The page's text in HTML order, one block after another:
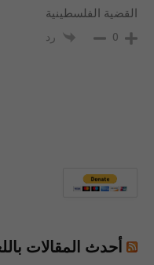
القضية الفلسطينية
0 رد
أحدث المقالات